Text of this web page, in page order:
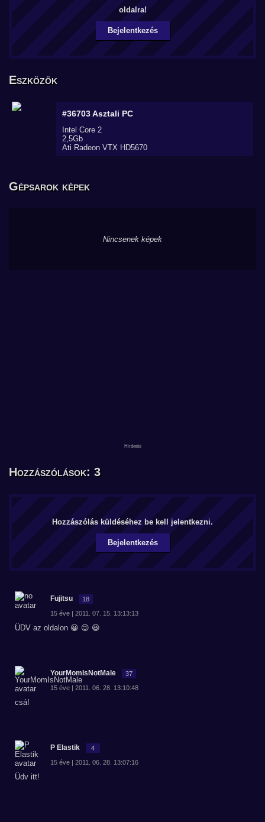
oldalra!
Bejelentkezés
Eszközök
#36703Asztali PC
Intel Core 2
2,5Gb
Ati Radeon VTX HD5670
Gépsarok képek
Nincsenek képek
Hozzászólások: 3
Hozzászólás küldéséhez be kell jelentkezni.
Bejelentkezés
Fujitsu 18
15 éve | 2011. 07. 15. 13:13:13
ÜDV az oldalon 😀 😉 😆
YourMomIsNotMale 37
15 éve | 2011. 06. 28. 13:10:48
csá!
P Elastik 4
15 éve | 2011. 06. 28. 13:07:16
Üdv itt!